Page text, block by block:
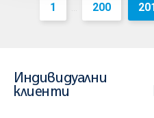
1 ... 200
Индивидуални
клиенти